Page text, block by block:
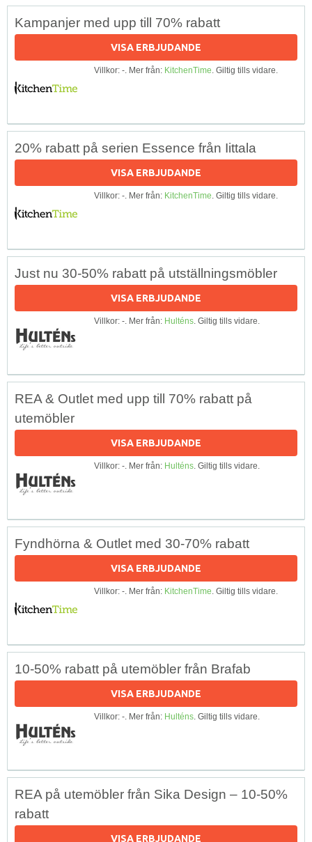
Kampanjer med upp till 70% rabatt
VISA ERBJUDANDE
Villkor: -. Mer från: KitchenTime. Giltig tills vidare.
20% rabatt på serien Essence från Iittala
VISA ERBJUDANDE
Villkor: -. Mer från: KitchenTime. Giltig tills vidare.
Just nu 30-50% rabatt på utställningsmöbler
VISA ERBJUDANDE
Villkor: -. Mer från: Hulténs. Giltig tills vidare.
REA & Outlet med upp till 70% rabatt på
utemöbler
VISA ERBJUDANDE
Villkor: -. Mer från: Hulténs. Giltig tills vidare.
Fyndhörna & Outlet med 30-70% rabatt
VISA ERBJUDANDE
Villkor: -. Mer från: KitchenTime. Giltig tills vidare.
10-50% rabatt på utemöbler från Brafab
VISA ERBJUDANDE
Villkor: -. Mer från: Hulténs. Giltig tills vidare.
REA på utemöbler från Sika Design – 10-50%
rabatt
VISA ERBJUDANDE